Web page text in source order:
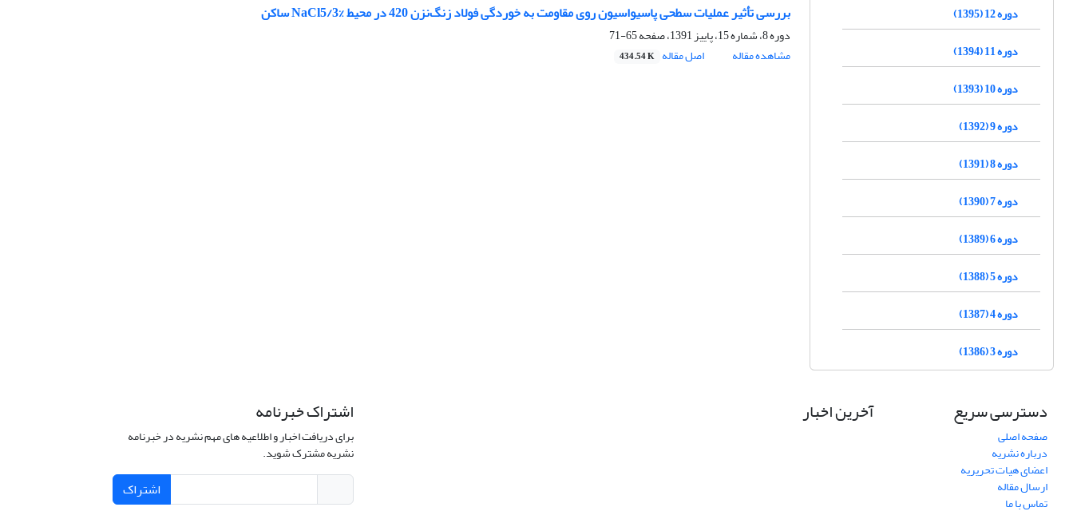
بررسی تأثیر عملیات سطحی پاسیواسیون روی مقاومت به خوردگی فولاد زنگ‌نزن 420 در محیط NaCl5/3% ساکن
دوره 8، شماره 15، پاییز 1391، صفحه
65-71
مشاهده مقاله
اصل مقاله 434.54 K
دوره 12 (1395)
دوره 11 (1394)
دوره 10 (1393)
دوره 9 (1392)
دوره 8 (1391)
دوره 7 (1390)
دوره 6 (1389)
دوره 5 (1388)
دوره 4 (1387)
دوره 3 (1386)
دسترسی سریع
صفحه اصلی
درباره نشریه
اعضای هیات تحریریه
ارسال مقاله
تماس با ما
آخرین اخبار اشتراک خبرنامه
برای دریافت اخبار و اطلاعیه های مهم نشریه در خبرنامه
نشریه مشترک شوید.
اشتراک